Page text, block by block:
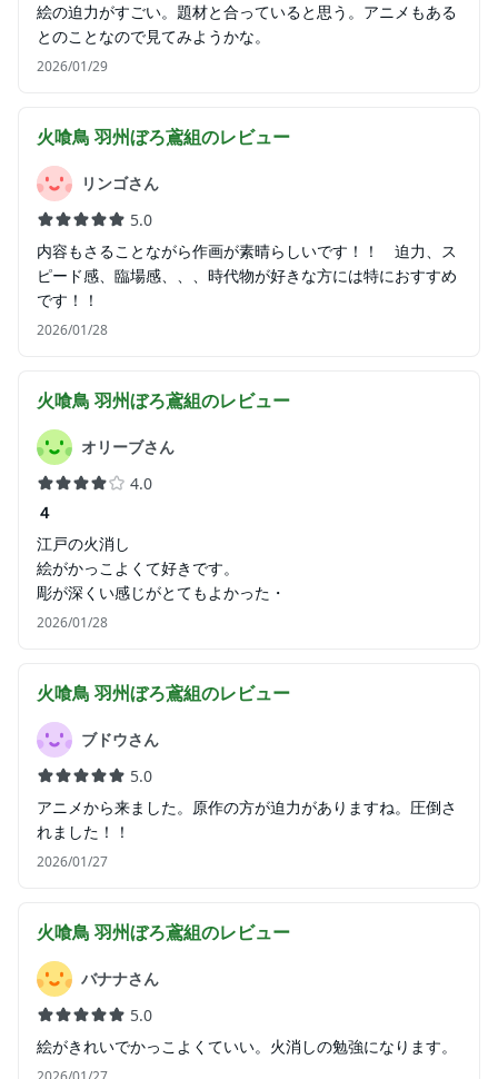
絵の迫力がすごい。題材と合っていると思う。アニメもある
とのことなので見てみようかな。
2026/01/29
火喰鳥 羽州ぼろ鳶組のレビュー
リンゴさん
5.0
内容もさることながら作画が素晴らしいです！！ 迫力、ス
ピード感、臨場感、、、時代物が好きな方には特におすすめ
です！！
2026/01/28
火喰鳥 羽州ぼろ鳶組のレビュー
オリーブさん
4.0
４
江戸の火消し
絵がかっこよくて好きです。
彫が深くい感じがとてもよかった・
2026/01/28
火喰鳥 羽州ぼろ鳶組のレビュー
ブドウさん
5.0
アニメから来ました。原作の方が迫力がありますね。圧倒さ
れました！！
2026/01/27
火喰鳥 羽州ぼろ鳶組のレビュー
バナナさん
5.0
絵がきれいでかっこよくていい。火消しの勉強になります。